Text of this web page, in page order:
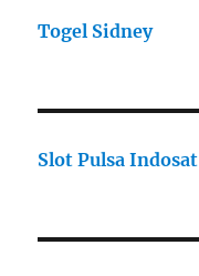
Togel Sidney
Slot Pulsa Indosat